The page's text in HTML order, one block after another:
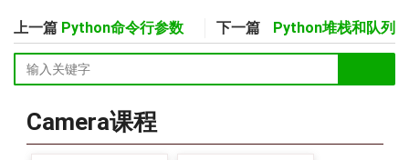
上一篇 Python命令行参数 下一篇 Python堆栈和队列
Camera课程